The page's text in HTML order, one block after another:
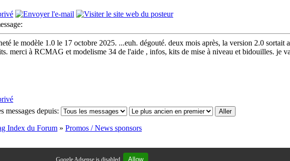
le modèle 1.0 le 17 octobre 2025. ...euh. dégouté. deux mois après, la version 2.0 sortait
merci à RCMAG et modelisme 34 de l'aide , infos, kits de mise à niveau et bidouilles. je
messages depuis:
Index du Forum » Promos / News sponsors
Google Adsense is disabled. Allow